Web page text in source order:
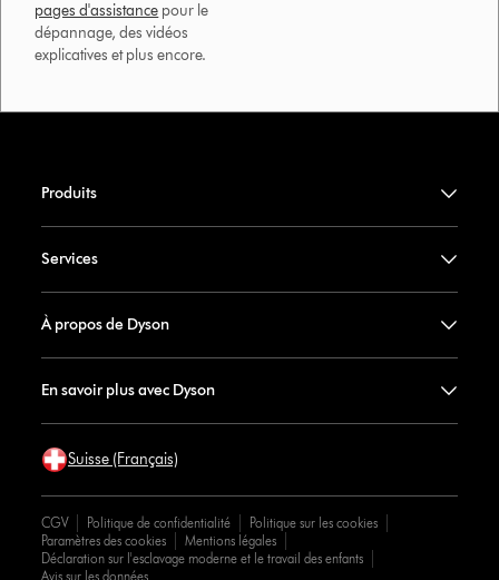
pages d'assistance pour le
dépannage, des vidéos
explicatives et plus encore.
Produits
Services
À propos de Dyson
En savoir plus avec Dyson
Suisse (Français)
CGV Politique de confidentialité
Politique sur les cookies
Paramètres des cookies
Mentions légales
Déclaration sur l'esclavage moderne et le travail des enfants
Avis sur les données